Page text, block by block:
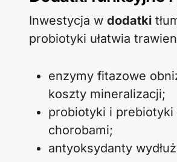
Inwestycja w dodatki
probiotyki ułatwia
enzymy fitazowe
koszty mineralizacji;
probiotyki i
chorobami;
antyoksydanty